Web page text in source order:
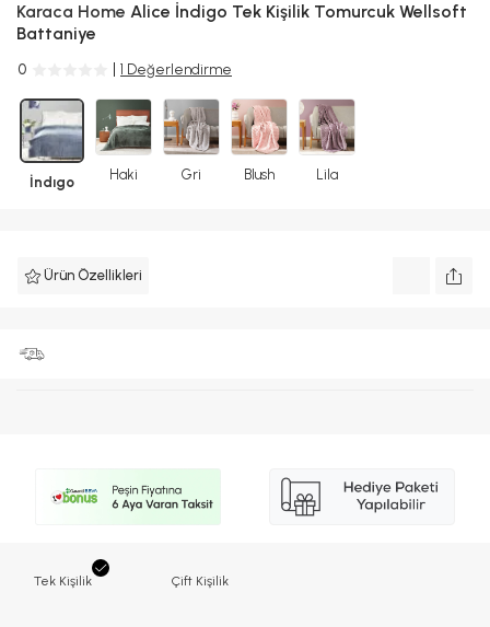
Karaca Home Alice İndigo Tek Kişilik Tomurcuk Wellsoft
Battaniye
0 1 Değerlendirme
İndıgo Haki Gri Blush Lila
Ürün Özellikleri
Tek Kişilik Çift Kişilik